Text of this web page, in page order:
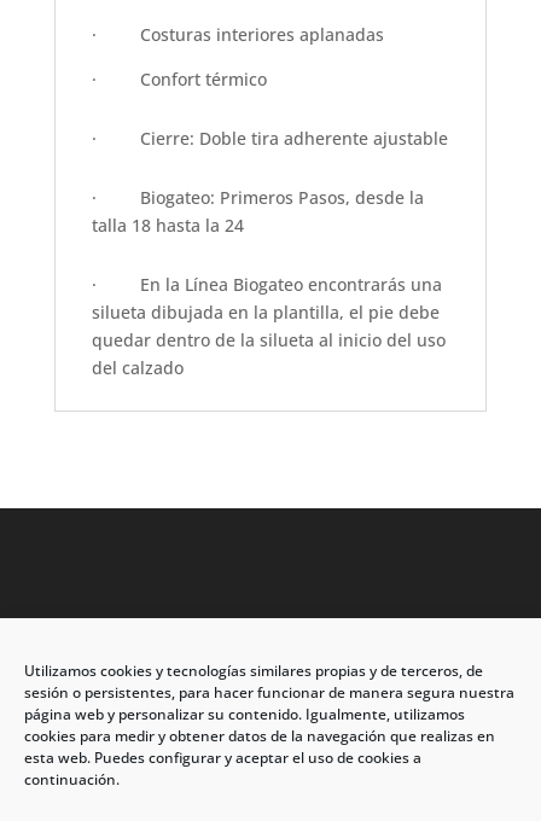
Utilizamos cookies y tecnologías similares propias y de terceros, de
sesión o persistentes, para hacer funcionar de manera segura nuestra
página web y personalizar su contenido. Igualmente, utilizamos
cookies para medir y obtener datos de la navegación que realizas en
esta web. Puedes configurar y aceptar el uso de cookies a
continuación.
·
Costuras interiores aplanadas
·
Confort térmico
· Cierre: Doble tira adherente ajustable
·
Biogateo: Primeros Pasos, desde la
talla 18 hasta la 24
·
En la Línea Biogateo encontrarás una
silueta dibujada en la plantilla, el pie debe
quedar dentro de la silueta al inicio del uso
del calzado
Dirección: C/Eleuterio Quintanilla nº67 – Esq. Río de
Oro
CP: 33209, Gijón – Asturias
Teléfono: 985146502 – 647 72 54 95